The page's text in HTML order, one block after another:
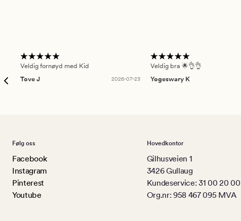
Veldig fornøyd med Kid
Tove J
2026-07-23
Veldig bra 🌟👌👌
Yogeswary K
Følg oss
Facebook
Instagram
Pinterest
Youtube
Hovedkontor
Gilhusveien 1
3426 Gullaug
Kundeservice: 31 00 20 00
Org.nr: 958 467 095 MVA